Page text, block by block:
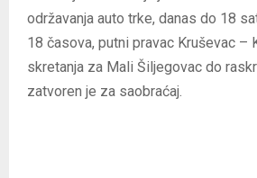
održavanja auto trke, danas do 18
18 časova, putni pravac Kruševac –
skretanja za Mali Šiljegovac do
zatvoren je za saobraćaj.